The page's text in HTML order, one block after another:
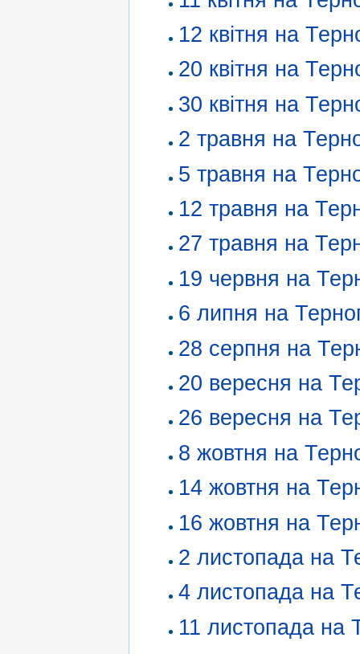
12 квітня на
20 квітня на
30 квітня на
2 травня на
5 травня на
12 травня на
27 травня на
19 червня на
6 липня на
28 серпня на
20 вересня на
26 вересня на
8 жовтня на
14 жовтня на
16 жовтня на
2 листопада на
4 листопада на
11 листопада на